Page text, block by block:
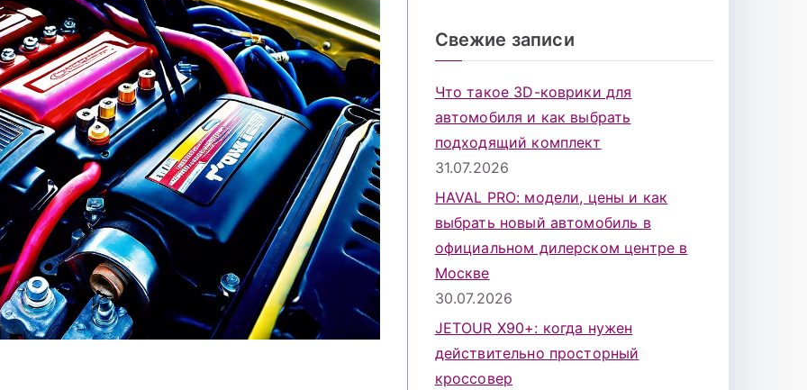
Свежие записи
Что такое 3D-коврики для
автомобиля и как выбрать
подходящий комплект
31.07.2026
HAVAL PRO: модели, цены и как
выбрать новый автомобиль в
официальном дилерском центре в
Москве
30.07.2026
JETOUR X90+: когда нужен
действительно просторный
кроссовер